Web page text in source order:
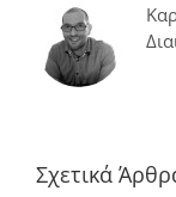
Σχετικά